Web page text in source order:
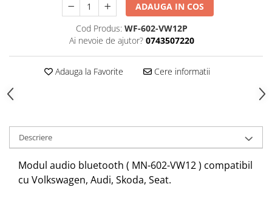
ADAUGA IN COS
Cod Produs: WF-602-VW12P
Ai nevoie de ajutor? 0743507220
Adauga la Favorite Cere informatii
Descriere
Modul audio bluetooth ( MN-602-VW12 ) compatibil
cu Volkswagen, Audi, Skoda, Seat.